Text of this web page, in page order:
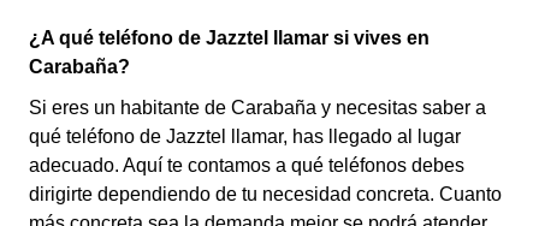
¿A qué teléfono de Jazztel llamar si vives en
Carabaña?
Si eres un habitante de Carabaña y necesitas saber a
qué teléfono de Jazztel llamar, has llegado al lugar
adecuado. Aquí te contamos a qué teléfonos debes
dirigirte dependiendo de tu necesidad concreta. Cuanto